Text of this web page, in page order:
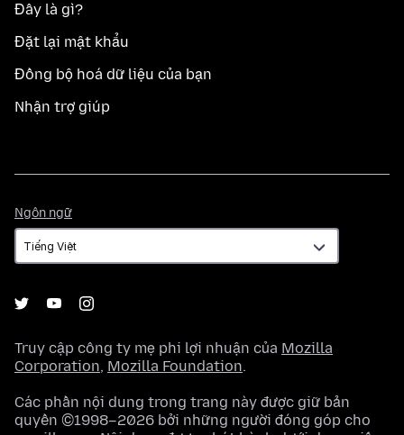
Đây là gì?
Đặt lại mật khẩu
Đồng bộ hoá dữ liệu của bạn
Nhận trợ giúp
Ngôn ngữ
ngữ
Truy cập công ty mẹ phi lợi nhuận của Mozilla
Corporation, Mozilla Foundation.
Các phần nội dung trong trang này được giữ bản
quyền ©1998–2026 bởi những người đóng góp cho